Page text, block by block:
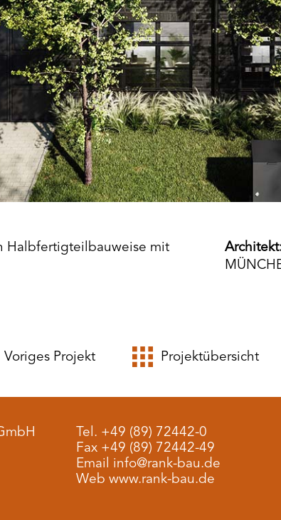
Halbfertigteilbauweise mit
Voriges Projekt Projektübersicht
Tel. +49 (89) 72442-0
Fax +49 (89) 72442-49
Email info@rank-bau.de
Web www.rank-bau.de